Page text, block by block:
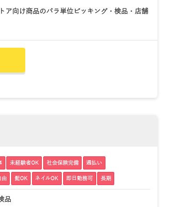
ア向け商品のバラ単位ピッキング・検品・店舗
未経験者OK 社会保険完備 週払い
由 髭OK ネイルOK 即日勤務可 長期
品